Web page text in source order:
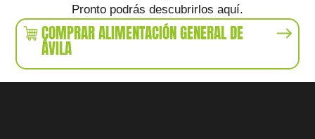
Pronto podrás descubrirlos aquí.
COMPRAR ALIMENTACIÓN GENERAL DE
ÁVILA